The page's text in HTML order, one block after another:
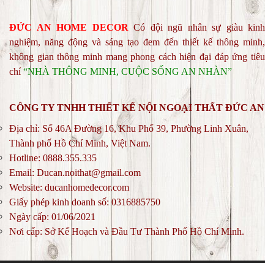
ĐỨC AN HOME DECOR Có đội ngũ nhân sự giàu kinh
nghiệm, năng động và sáng tạo đem đến thiết kế thông minh,
không gian thông minh mang phong cách hiện đại đáp ứng tiêu
chí“NHÀ THÔNG MINH, CUỘC SỐNG AN NHÀN”
CÔNG TY TNHH THIẾT KẾ NỘI NGOẠI THẤT ĐỨC AN
Địa chỉ: Số 46A Đường 16, Khu Phố 39, Phường Linh Xuân,
Thành phố Hồ Chí Minh, Việt Nam.
Hotline: 0888.355.335
Email: Ducan.noithat@gmail.com
Website: ducanhomedecor.com
Giấy phép kinh doanh số: 0316885750
Ngày cấp: 01/06/2021
Nơi cấp: Sở Kế Hoạch và Đầu Tư Thành Phố Hồ Chí Minh.